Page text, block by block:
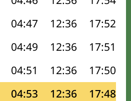
04:47 12:36 17:52
04:49 12:36 17:51
04:51 12:36 17:50
04:53 12:36 17:48